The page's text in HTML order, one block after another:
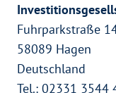
Fuhrparkstraße
58089 Hagen
Deutschland
Tel.: 02331 3544